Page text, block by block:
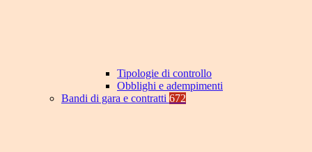
Tipologie di controllo
Obblighi e adempimenti
Bandi di gara e contratti 672